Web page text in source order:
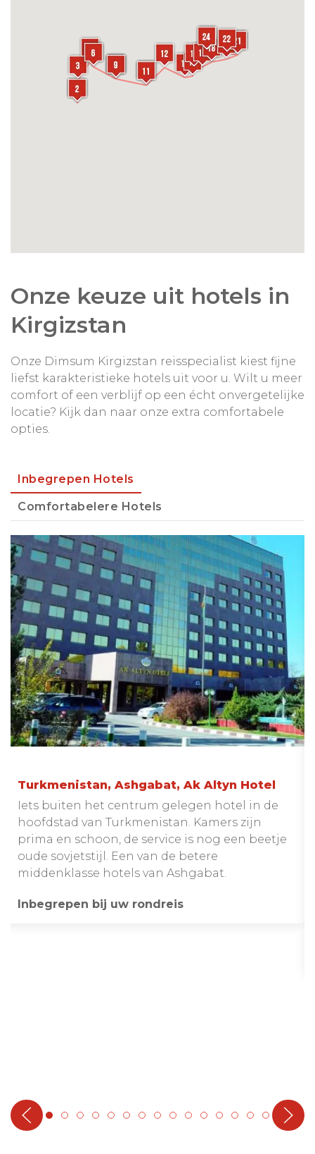
Onze keuze uit hotels in
Kirgizstan
Onze Dimsum Kirgizstan reisspecialist kiest fijne
liefst karakteristieke hotels uit voor u. Wilt u meer
comfort of een verblijf op een écht onvergetelijke
locatie? Kijk dan naar onze extra comfortabele
opties.
Inbegrepen Hotels
Comfortabelere Hotels
Turkmenistan, Ashgabat, Ak Altyn Hotel
Iets buiten het centrum gelegen hotel in de
hoofdstad van Turkmenistan. Kamers zijn
prima en schoon, de service is nog een beetje
oude sovjetstijl. Een van de betere
middenklasse hotels van Ashgabat.
Inbegrepen bij uw rondreis